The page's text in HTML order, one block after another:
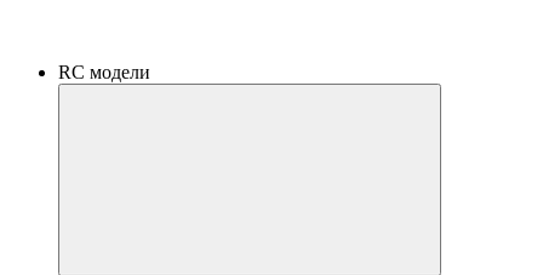
RC модели